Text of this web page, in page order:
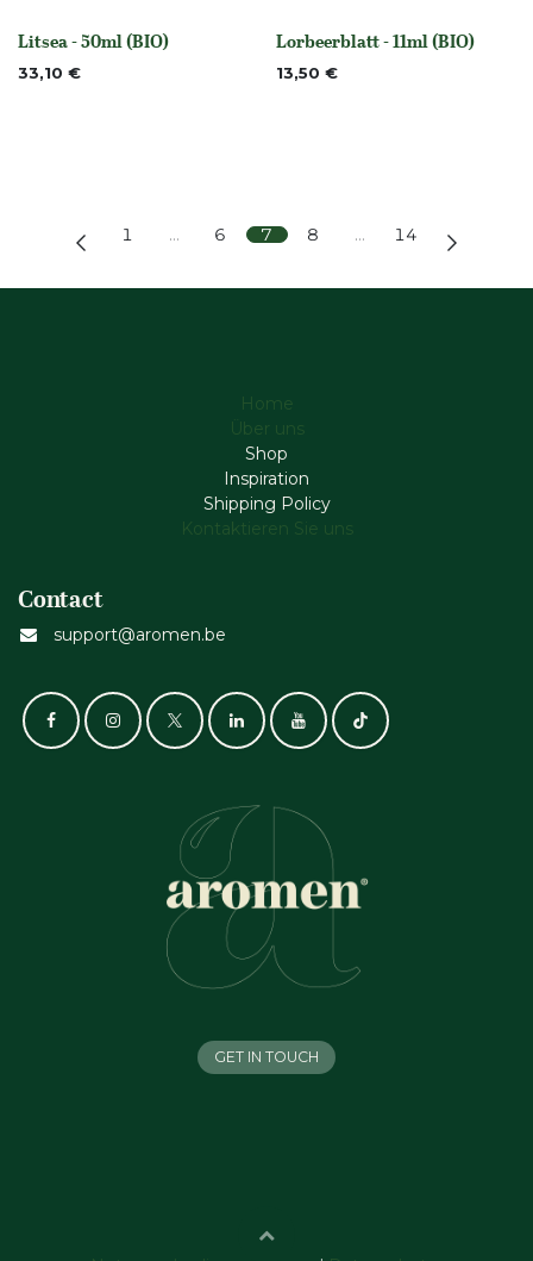
None
Litsea - 50ml (BIO)
33,10 € None
Lorbeerblatt - 11ml (BIO)
13,50 €
1 … 6 7 8 … 14
Home
Über uns
Shop
Inspiration
Shipping Policy
Kontaktieren Sie uns
Contact
support@aromen.be
GET IN TOUCH